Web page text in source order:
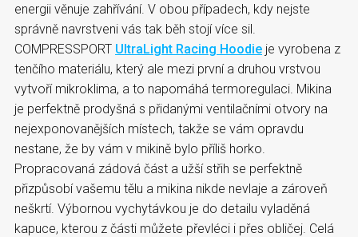
energii věnuje zahřívání. V obou případech, kdy nejste
správně navrstveni vás tak běh stojí více sil.
COMPRESSPORT UltraLight Racing Hoodie je vyrobena z
tenčího materiálu, který ale mezi první a druhou vrstvou
vytvoří mikroklima, a to napomáhá termoregulaci. Mikina
je perfektně prodyšná s přidanými ventilačními otvory na
nejexponovanějších místech, takže se vám opravdu
nestane, že by vám v mikině bylo příliš horko.
Propracovaná zádová část a užší střih se perfektně
přizpůsobí vašemu tělu a mikina nikde nevlaje a zároveň
neškrtí. Výbornou vychytávkou je do detailu vyladěná
kapuce, kterou z části můžete převléci i přes obličej. Celá